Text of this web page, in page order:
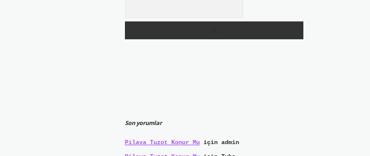
Son yorumlar
Pilava Tuzot Konur Muiçin admin